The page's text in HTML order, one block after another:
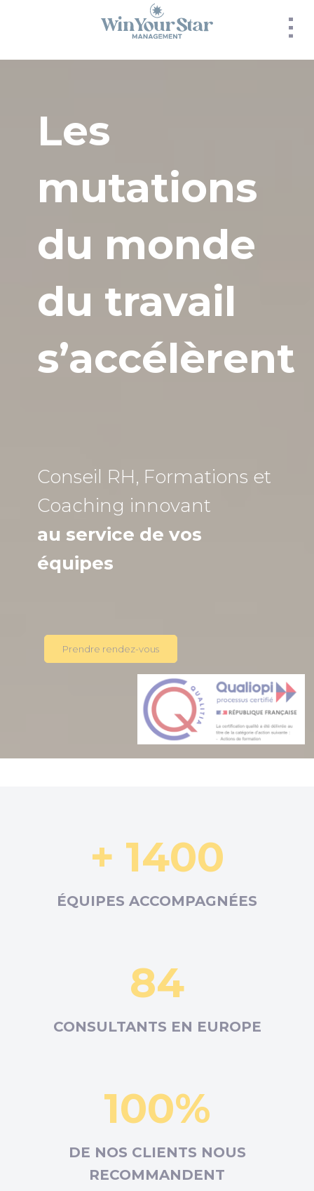
Les
mutations
du monde
du travail
s’accélèrent
Conseil RH, Formations et
Coaching innovant
au service de vos
équipes
Prendre rendez-vous
+ 1400
ÉQUIPES ACCOMPAGNÉES
84
CONSULTANTS EN EUROPE
100%
DE NOS CLIENTS NOUS
RECOMMANDENT